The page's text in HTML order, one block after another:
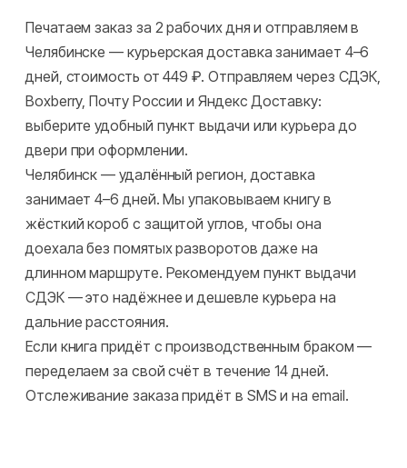
Печатаем заказ за 2 рабочих дня и отправляем в
Челябинске — курьерская доставка занимает 4–6
дней, стоимость от 449 ₽. Отправляем через СДЭК,
Boxberry, Почту России и Яндекс Доставку:
выберите удобный пункт выдачи или курьера до
двери при оформлении.
Челябинск — удалённый регион, доставка
занимает 4–6 дней. Мы упаковываем книгу в
жёсткий короб с защитой углов, чтобы она
доехала без помятых разворотов даже на
длинном маршруте. Рекомендуем пункт выдачи
СДЭК — это надёжнее и дешевле курьера на
дальние расстояния.
Если книга придёт с производственным браком —
переделаем за свой счёт в течение 14 дней.
Отслеживание заказа придёт в SMS и на email.